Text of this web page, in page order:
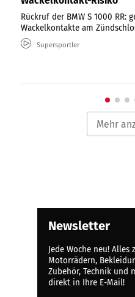
Rückruf der BMW S 1000 RR:
Wackelkontakte am
Supersportler
Mehr
Newsletter
Jede Woche neu! Alles
Motorrädern,
Zubehör, Technik und
direkt in Ihre E-Mail!